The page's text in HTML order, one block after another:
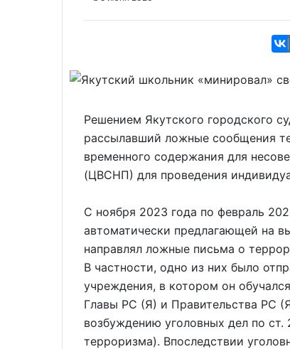
Решением Якутского городского
рассылавший ложные сообщения
временного содержания для
(ЦВСНП) для проведения
С ноября 2023 года по февраль
автоматически предлагающей на
направлял ложные письма о
В частности, одно из них было
учреждения, в котором он
Главы РС (Я) и Правительства РС
возбуждению уголовных дел по
терроризма). Впоследствии